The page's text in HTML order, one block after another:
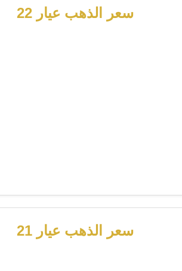
سعر الذهب عيار 22
سعر الذهب عيار 21